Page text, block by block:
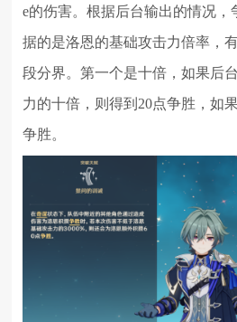
e的伤害。根据后台输出的情况，
据的是洛恩的基础攻击力倍率，
段分界。第一个是十倍，如果后
力的十倍，则得到20点争胜，如
争胜。